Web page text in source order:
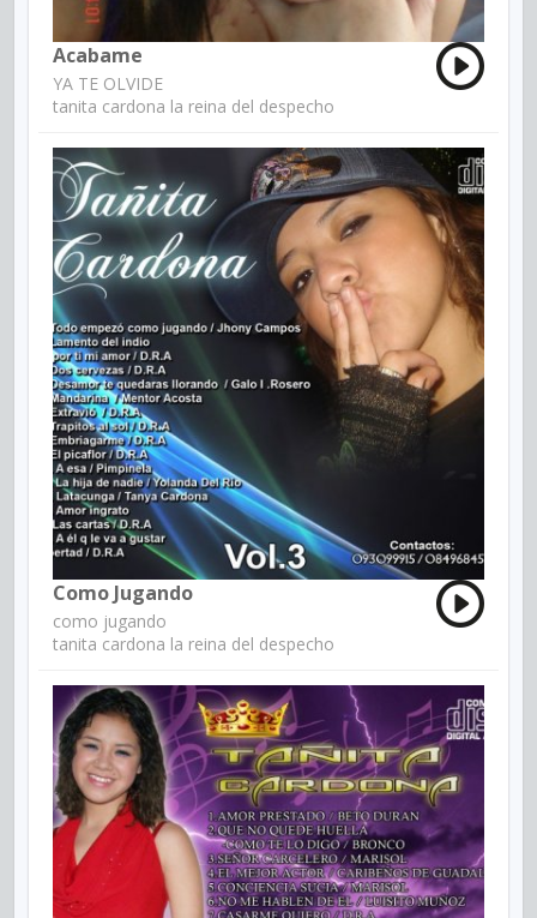
Acabame
YA TE OLVIDE
tanita cardona la reina del despecho
Como Jugando
como jugando
tanita cardona la reina del despecho